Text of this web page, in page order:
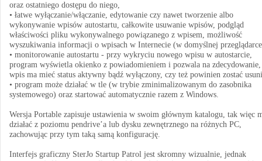
oraz ostatniego dostępu do niego,
• łatwe wyłączanie/włączanie, edytowanie czy nawet tworzenie albo
wykonywanie wpisów autostartu, całkowite usuwanie wpisów, podgląd
właściwości pliku wykonywalnego powiązanego z wpisem, możliwość
wyszukiwania informacji o wpisach w Internecie (w domyślnej
• monitorowanie autostartu - przy wykryciu nowego wpisu w autostarcie,
program wyświetla okienko z powiadomieniem i pozwala na
wpis ma mieć status aktywny bądź wyłączony, czy też powinien zostać
• program może działać w tle (w trybie zminimalizowanym do zasobnika
systemowego) oraz startować automatycznie razem z Windows.
Wersja Portable zapisuje ustawienia w swoim głównym katalogu, tak więc
działać z poziomu pendrive’a lub dysku zewnętrznego na różnych PC,
zachowując przy tym taką samą konfigurację.
Interfejs graficzny SterJo Startup Patrol jest skromny wizualnie, jednak